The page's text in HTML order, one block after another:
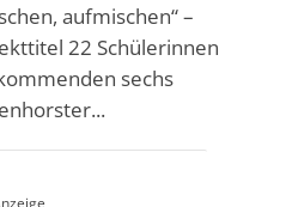
aufmischen“ –
22 Schülerinnen
sechs